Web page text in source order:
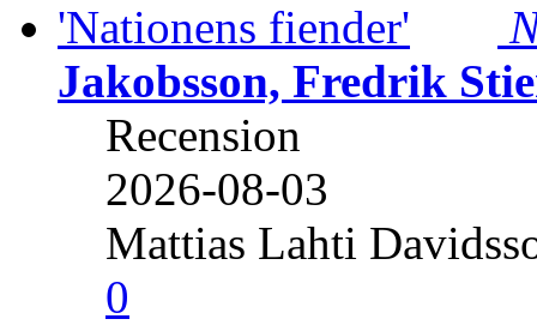
Jakobsson, Fredrik
Recension
2026-08-03
Mattias Lahti
0